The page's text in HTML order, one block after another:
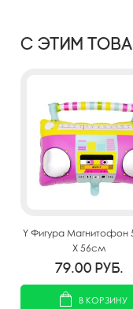
С этим
Y Фигура Магнитофон
Х 56см
79.00 руб.
В КОРЗИНУ